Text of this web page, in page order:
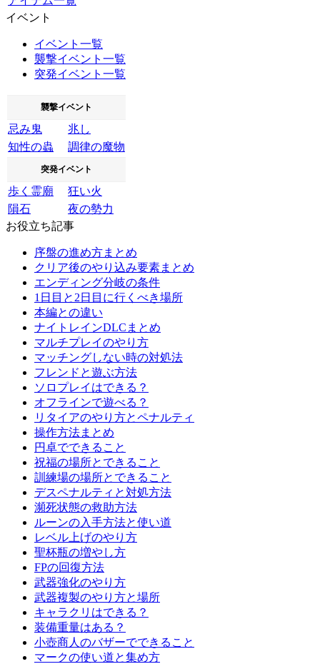
イベント
イベント一覧
襲撃イベント一覧
突発イベント一覧
襲撃イベント
忌み鬼
兆し
知性の蟲
調律の魔物
突発イベント
歩く霊廟
狂い火
隕石
夜の勢力
お役立ち記事
序盤の進め方まとめ
クリア後のやり込み要素まとめ
エンディング分岐の条件
1日目と2日目に行くべき場所
本編との違い
ナイトレインDLCまとめ
マルチプレイのやり方
マッチングしない時の対処法
フレンドと遊ぶ方法
ソロプレイはできる？
オフラインで遊べる？
リタイアのやり方とペナルティ
操作方法まとめ
円卓でできること
祝福の場所とできること
訓練場の場所とできること
デスペナルティと対処方法
瀕死状態の救助方法
ルーンの入手方法と使い道
レベル上げのやり方
聖杯瓶の増やし方
FPの回復方法
武器強化のやり方
武器複製のやり方と場所
キャラクリはできる？
装備重量はある？
小壺商人のバザーでできること
マークの使い道と集め方